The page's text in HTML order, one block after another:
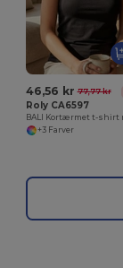
46,56 kr 77,77 kr
Roly CA6597
+3 Farver